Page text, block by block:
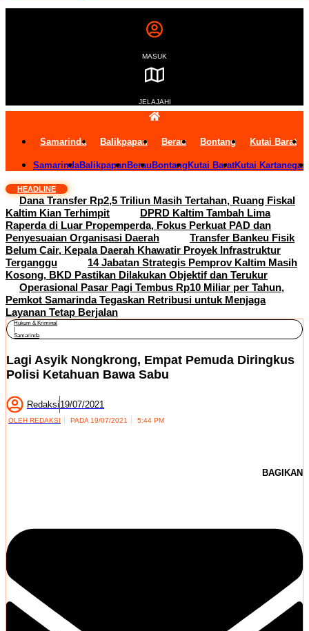
MASUK
JELAJAHI
Samarinda Balikpapan Berau Bontang Kutai Barat
SamarindaBalikpapanBerau Bontang Kutai BaratKutai
HEADLINE
Dana Transfer Rp2,5 Triliun Masih Tertahan, Ruang Fiskal
Kaltim Kian Terhimpit
DPRD Kaltim Tambah Lima
Raperda di Luar Propemperda, Fokus Perkuat PAD dan
Penyesuaian Organisasi Daerah
Transfer Bankeu Fisik
Belum Cair, Kepala Daerah Khawatir Proyek Infrastruktur
Terganggu
14 Jabatan Strategis Pemprov Kaltim Masih
Kosong, BKD Pastikan Dilakukan Objektif dan Terukur
Operasional Pasar Pagi Tembus Rp10 Miliar per Tahun,
Pemkot Samarinda Tegaskan Retribusi untuk Menjaga
Layanan Tetap Berjalan
Hukum & Kriminal
Samarinda
Lagi Asyik Nongkrong, Empat Pemuda Diringkus
Polisi Ketahuan Bawa Sabu
Redaksi 19/07/2021
OLEH REDAKSI PADA 19/07/2021 5:44 PM
BAGIKAN